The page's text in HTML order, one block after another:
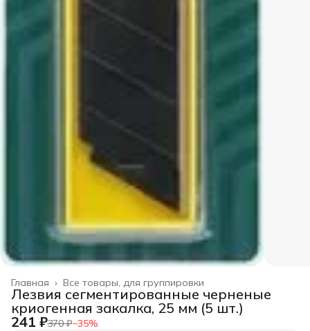
Все товары, для группировки
Главная ›
Лезвия сегментированные черненые
криогенная закалка, 25 мм (5 шт.)
241 ₽370 ₽−35%